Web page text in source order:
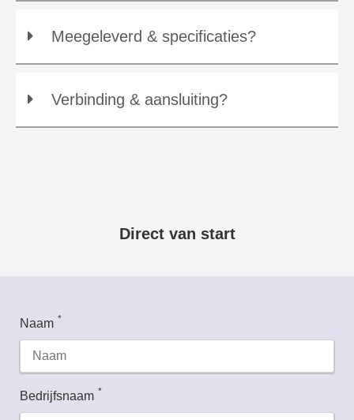
Meegeleverd & specificaties?
Verbinding & aansluiting?
Direct van start
Naam *
Bedrijfsnaam *